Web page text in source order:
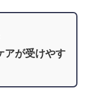
アが受けやす